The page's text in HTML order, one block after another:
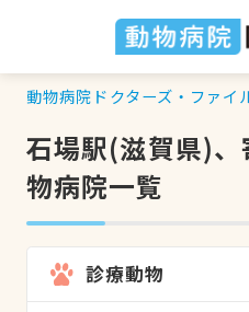
動物病院ドクターズ・ファイ
石場駅(滋賀県)
物病院一覧
診療動物